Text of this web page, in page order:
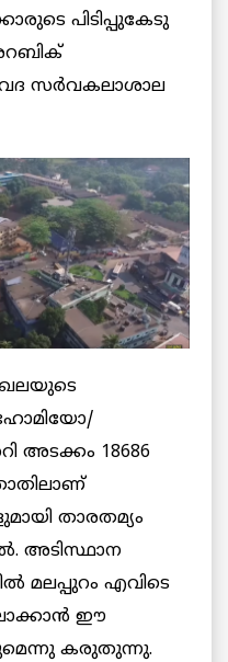
പിടിപ്പുകേടു
സർവകലാശാല
18686
താരതമ്യം
അടിസ്ഥാന
മലപ്പുറം എവിടെ
ഈ
കരുതുന്നു.